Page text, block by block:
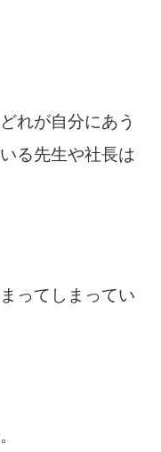
れが自分にあう
る先生や社長は
ってしまってい